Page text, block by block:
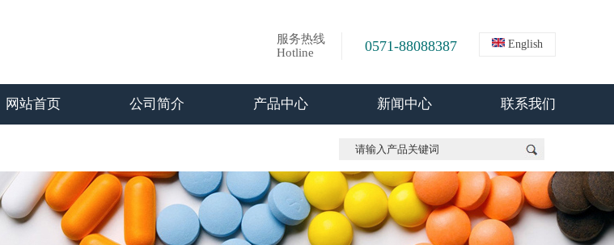
English
服务热线
Hotline
0571-88088387
网站首页 公司简介 产品中心 新闻中心 联系我们